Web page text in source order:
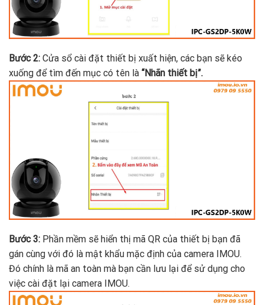
Bước 2: Cửa sổ cài đặt thiết bị xuất hiện, các bạn sẽ kéo
xuống để tìm đến mục có tên là “Nhãn thiết bị”.
Bước 3: Phần mềm sẽ hiển thị mã QR của thiết bị bạn đã
gán cùng với đó là mật khẩu mặc định của camera IMOU.
Đó chính là mã an toàn mà bạn cần lưu lại để sử dụng cho
việc cài đặt lại camera IMOU.